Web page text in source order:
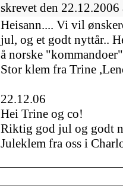
skrevet den
Heisann.... Vi vil
jul, og et godt nyttår..
å norske
Stor klem fra Trine
22.12.06
Hei Trine og co!
Riktig god jul og godt
Juleklem fra oss i